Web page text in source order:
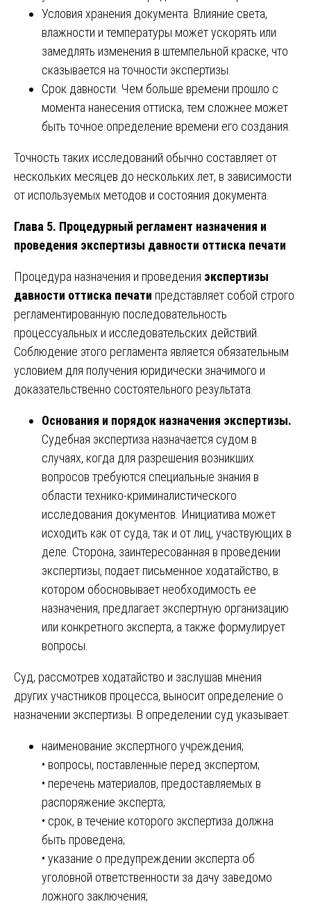
Условия хранения документа. Влияние света,
влажности и температуры может ускорять или
замедлять изменения в штемпельной краске, что
сказывается на точности экспертизы.
Срок давности. Чем больше времени прошло с
момента нанесения оттиска, тем сложнее может
быть точное определение времени его создания.
Точность таких исследований обычно составляет от
нескольких месяцев до нескольких лет, в зависимости
от используемых методов и состояния документа.
Глава 5. Процедурный регламент назначения и
проведения экспертизы давности оттиска печати
Процедура назначения и проведения экспертизы
давности оттиска печати представляет собой строго
регламентированную последовательность
процессуальных и исследовательских действий.
Соблюдение этого регламента является обязательным
условием для получения юридически значимого и
доказательственно состоятельного результата.
Основания и порядок назначения экспертизы.
Судебная экспертиза назначается судом в
случаях, когда для разрешения возникших
вопросов требуются специальные знания в
области технико-криминалистического
исследования документов. Инициатива может
исходить как от суда, так и от лиц, участвующих в
деле. Сторона, заинтересованная в проведении
экспертизы, подает письменное ходатайство, в
котором обосновывает необходимость ее
назначения, предлагает экспертную организацию
или конкретного эксперта, а также формулирует
вопросы.
Суд, рассмотрев ходатайство и заслушав мнения
других участников процесса, выносит определение о
назначении экспертизы. В определении суд указывает:
наименование экспертного учреждения;
• вопросы, поставленные перед экспертом;
• перечень материалов, предоставляемых в
распоряжение эксперта;
• срок, в течение которого экспертиза должна
быть проведена;
• указание о предупреждении эксперта об
уголовной ответственности за дачу заведомо
ложного заключения;